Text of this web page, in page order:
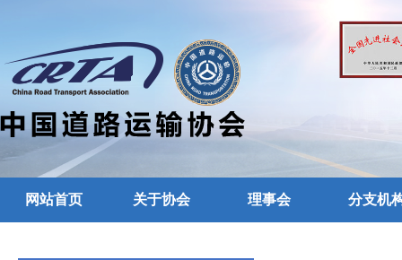
网站首页 关于协会 理事会 分支机